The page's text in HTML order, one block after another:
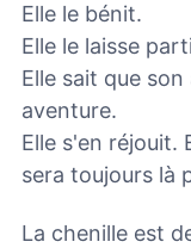
Elle le bénit.
Elle le laisse
Elle sait que
aventure.
Elle s'en réjouit.
sera toujours là
La chenille est